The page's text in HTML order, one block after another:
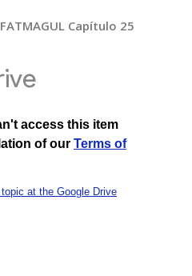
FATMAGUL Capítulo 25